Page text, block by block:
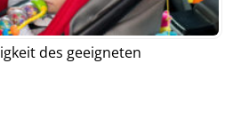
des geeigneten